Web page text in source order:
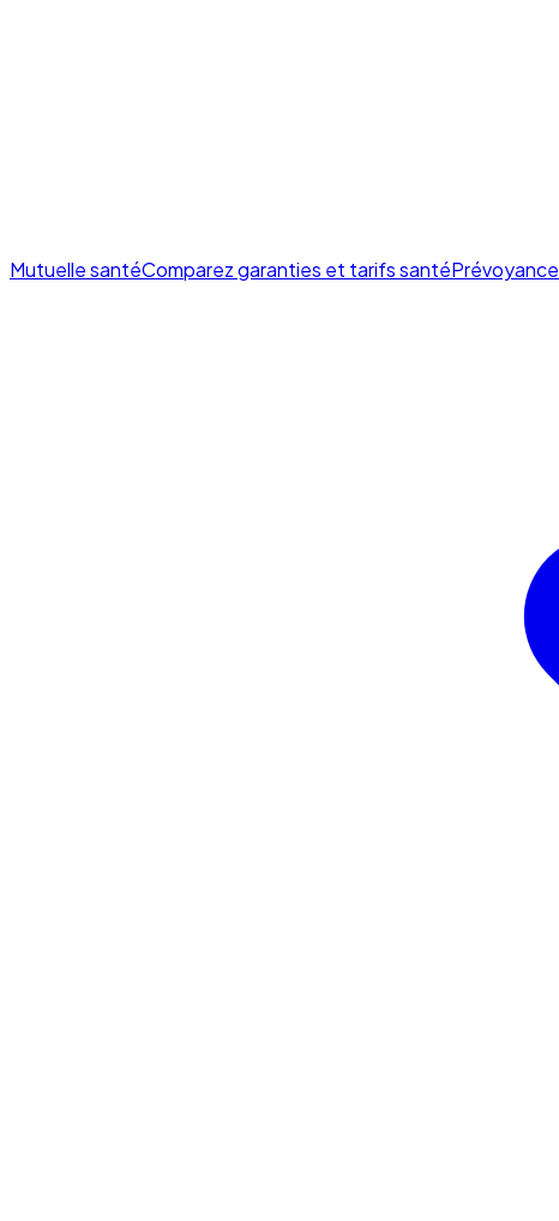
Mutuelle santéComparez garanties et tarifs santéPrévoyance